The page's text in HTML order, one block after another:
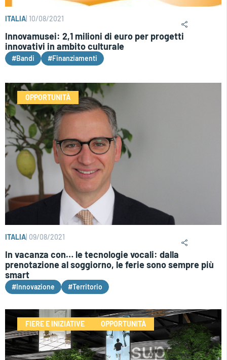
ITALIA 10/08/2021
Innovamusei: 2,1 milioni di euro per progetti
innovativi in ambito culturale
#Bandi #Finanziamenti
OPPORTUNITÀ
ITALIA 09/08/2021
In vacanza con… le tecnologie vocali: dalla
prenotazione al soggiorno, le ferie sono sempre più
smart
#Innovazione #Territorio
FIERE E INIZIATIVE OPPORTUNITÀ